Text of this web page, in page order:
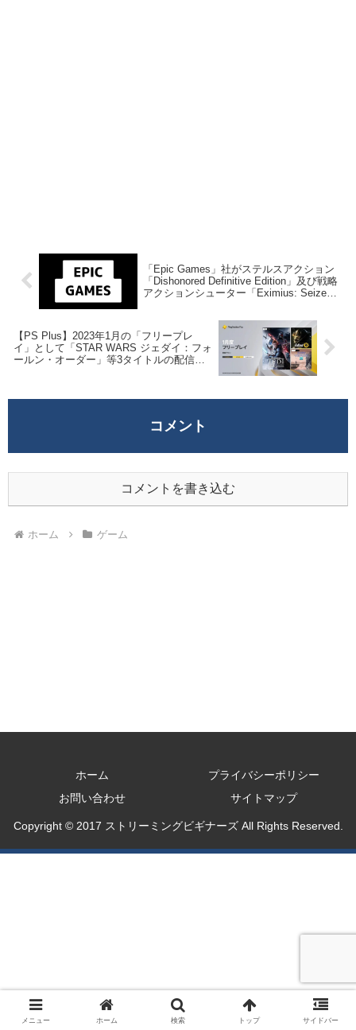
「Epic Games」社がステルスアクション
「Dishonored Definitive Edition」及び戦略
アクションシューター「Eximius: Seize
【PS Plus】2023年1月の「フリープレ
イ」として「STAR WARS ジェダイ：フォ
ールン・オーダー」等3タイトルの配信が
コメント
コメントを書き込む
ホーム ゲーム
ホーム
プライバシーポリシー
お問い合わせ
サイトマップ
Copyright © 2017 ストリーミングビギナーズ All Rights Reserved.
メニュー ホーム 検索 トップ サイドバー